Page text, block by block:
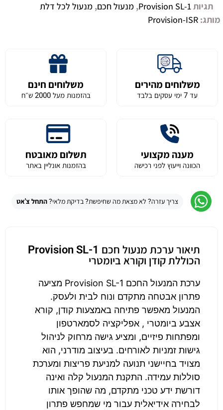
תגיותProvision SL-1
, מנעול חכם, מנעול לכל דלת
מותג:Provision-ISR
משלוחים מהירים
עד 7 ימי עסקים בלבד
משלוחים חינם
בהזמנות מעל 2000 ש״ח
מענה מקצועי
הכוונה וייעוץ לפני רכישה
תשלום מאובטח
בהזמנות אונליין באתר
צריך עזרה? לא מצאת מה שחיפשת? בדיקת מלאי?התחל צ'אט
תיאור ערכת מנעול חכם Provision SL-1
הכוללת קודן וקורא ביומטרי
ערכת המנעול החכם Provision SL-1 מציעה
פתרון אבטחה מתקדם ונוח לבית ולעסק.
המנעול מאפשר פתיחה באמצעות קודן, קורא
אצבע ביומטרי , אפליקציה לסמארטפון
ומפתחות פיזיים, ומציע גישה מרחוק לניהול
גישות זמניות לאורחים. בעיצוב מודרני, הוא
מצויד בחיישני תנועה למניעת פריצות ומערכת
סוללות עמידה. התקנת המנעול קלה ואינה
דורשת ידע טכני מתקדם, מה שהופך אותו
לבחירה אידיאלית עבור מי שמחפש פתרון